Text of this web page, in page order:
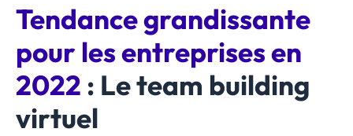
Tendance grandissante
pour les entreprises en
2022 : Le team building
virtuel